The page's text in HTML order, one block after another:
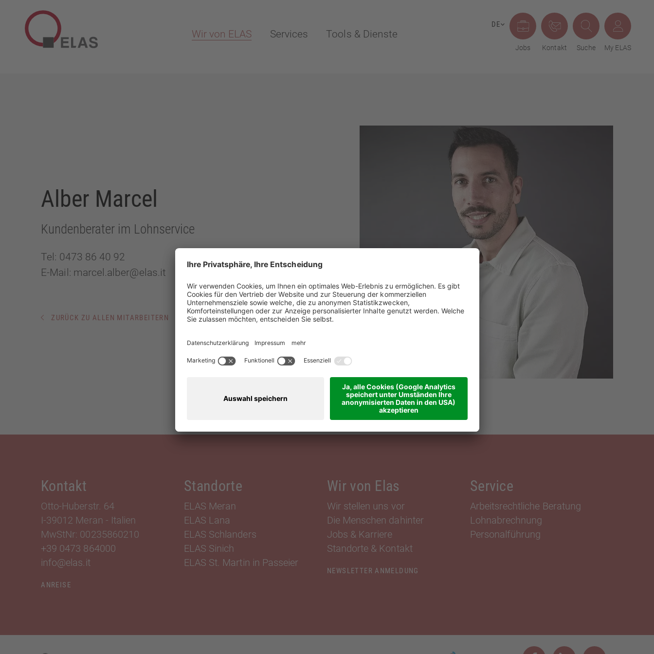
Wir von ELAS Services Tools & Dienste
DE
Jobs Kontakt Suche My ELAS
WIE KÖNNEN WIR IHNEN HELFEN?
Alber Marcel
Kundenberater im Lohnservice
Tel: 0473 86 40 92
E-Mail: marcel.alber@elas.it
ZURÜCK ZU ALLEN MITARBEITERN
Kontakt
Otto-Huberstr. 64
I-39012 Meran - Italien
MwStNr: 00235860210
+39 0473 864000
info@elas.it
ANREISE
Standorte
ELAS Meran
ELAS Lana
ELAS Schlanders
ELAS Sinich
ELAS St. Martin in Passeier
Wir von Elas
Wir stellen uns vor
Die Menschen dahinter
Jobs & Karriere
Standorte & Kontakt
NEWSLETTER ANMELDUNG
Service
Arbeitsrechtliche Beratung
Lohnabrechnung
Personalführung